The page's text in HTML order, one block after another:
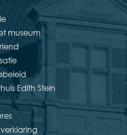
museum
Edith Stein